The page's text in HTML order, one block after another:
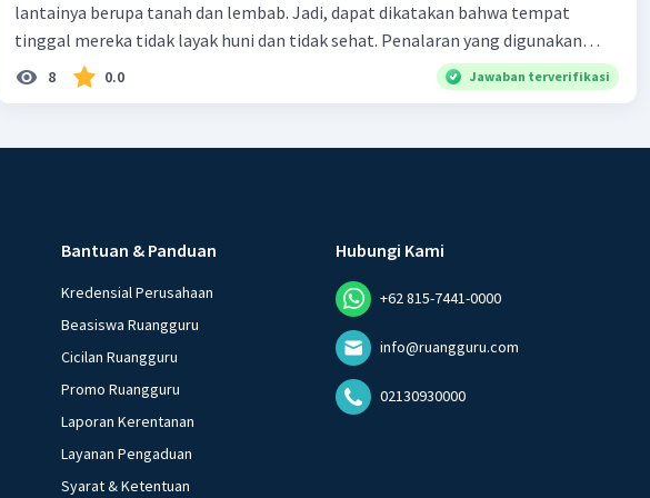
lantainya berupa tanah dan lembab. Jadi, dapat dikatakan bahwa tempat
tinggal mereka tidak layak huni dan tidak sehat. Penalaran yang digunakan
dalam paragraf tersebut adalah . . . .
8 0.0 Jawaban terverifikasi
Bantuan & Panduan
Kredensial Perusahaan
Beasiswa Ruangguru
Cicilan Ruangguru
Promo Ruangguru
Laporan Kerentanan
Layanan Pengaduan
Syarat & Ketentuan
Hubungi Kami
+62 815-7441-0000
info@ruangguru.com
02130930000